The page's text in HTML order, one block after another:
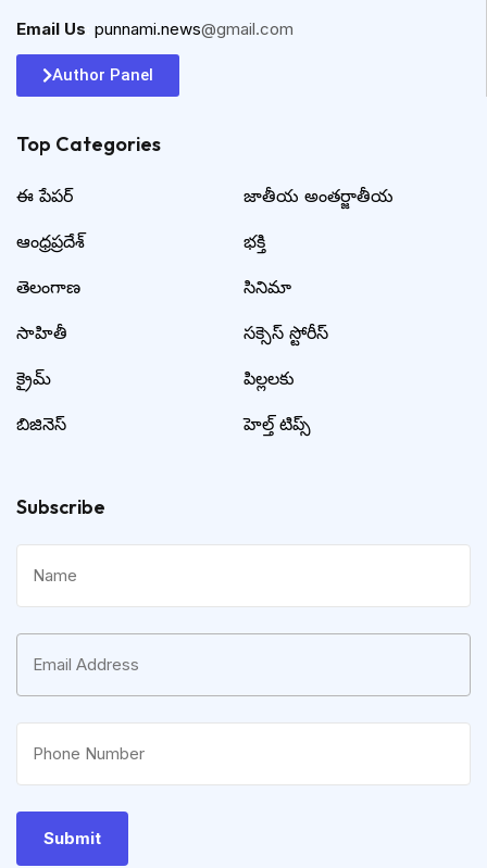
Email Us punnami.news@gmail.com
Author Panel
Top Categories​
ఈ పేపర్
ఆంధ్రప్రదేశ్
తెలంగాణ
సాహితీ
క్రైమ్
బిజినెస్
జాతీయ అంతర్జాతీయ
భక్తి
సినిమా
సక్సెస్ స్టోరీస్
పిల్లలకు
హెల్త్ టిప్స్
Subscribe